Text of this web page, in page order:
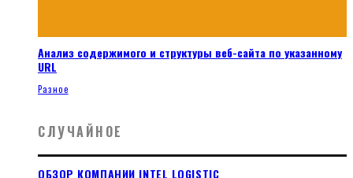
Анализ содержимого и структуры веб-сайта по указанному
URL
Разное
СЛУЧАЙНОЕ
ОБЗОР КОМПАНИИ INTEL LOGISTIC